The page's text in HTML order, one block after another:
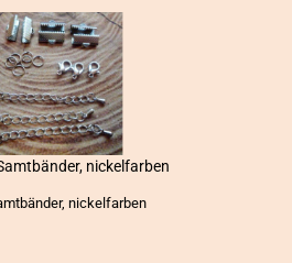
ni­ckel­far­ben
ni­ckel­far­ben